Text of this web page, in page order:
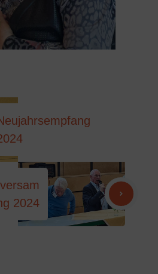
2024